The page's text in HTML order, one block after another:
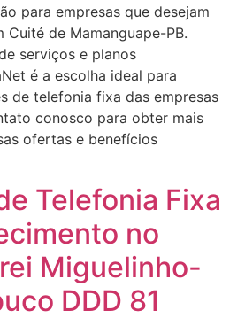
para empresas que desejam
de Mamanguape-PB.
serviços e planos
é a escolha ideal para
de telefonia fixa das empresas
conosco para obter mais
ofertas e benefícios
Telefonia Fixa
no
Miguelinho-
DDD 81